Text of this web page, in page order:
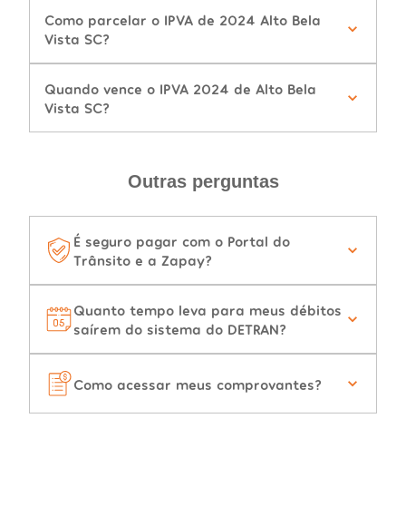
Como parcelar o IPVA de 2024 Alto Bela
Vista SC?
Quando vence o IPVA 2024 de Alto Bela
Vista SC?
Outras perguntas
É seguro pagar com o Portal do
Trânsito e a Zapay?
Quanto tempo leva para meus débitos
saírem do sistema do DETRAN?
Como acessar meus comprovantes?